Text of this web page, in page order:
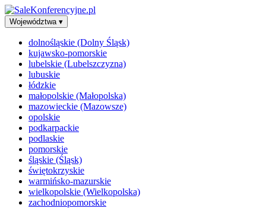
Województwa ▾
dolnośląskie (Dolny Śląsk)
kujawsko-pomorskie
lubelskie (Lubelszczyzna)
lubuskie
łódzkie
małopolskie (Małopolska)
mazowieckie (Mazowsze)
opolskie
podkarpackie
podlaskie
pomorskie
śląskie (Śląsk)
świętokrzyskie
warmińsko-mazurskie
wielkopolskie (Wielkopolska)
zachodniopomorskie